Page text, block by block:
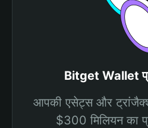
Bitget Wallet
आपकी एसेट्स और
$300 मिलियन का